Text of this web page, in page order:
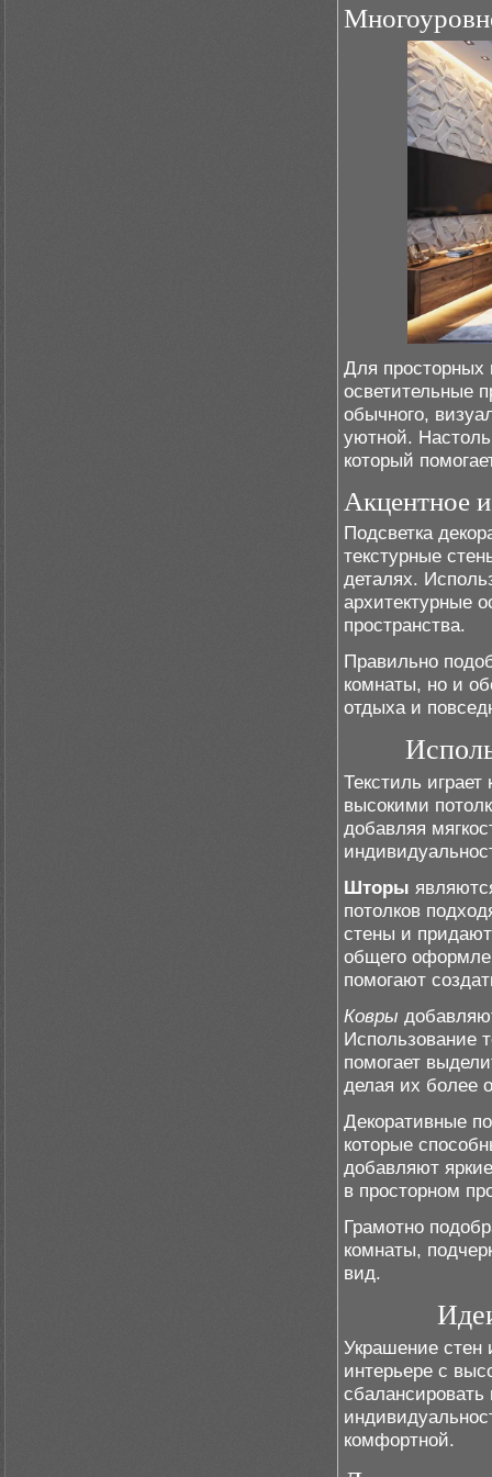
Для просторных
осветительные
обычного,
уютной.
который
Акцентное
Подсветка
текстурные
деталях.
архитектурные
пространства.
Правильно
комнаты, но и
отдыха и
Текстиль
высокими
добавляя
Шторы
потолков
стены и
общего
помогают
Ковры
Использование
помогает
делая их более
Декоративные
которые
добавляют
в просторном
Грамотно
комнаты,
вид.
Украшение стен
интерьере с
сбалансировать
комфортной.